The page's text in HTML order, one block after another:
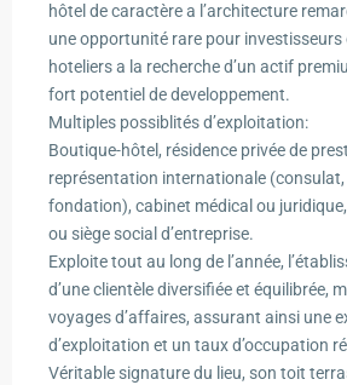
hôtel de caractère a l’architecture
une opportunité rare pour
hoteliers a la recherche d’un actif
fort potentiel de developpement.
Multiples possiblités d’exploitation:
Boutique-hôtel, résidence privée de
représentation internationale
fondation), cabinet médical ou
ou siège social d’entreprise.
Exploite tout au long de l’année,
d’une clientèle diversifiée et équilibrée,
voyages d’affaires, assurant ainsi une
d’exploitation et un taux d’occupation
Véritable signature du lieu, son toit